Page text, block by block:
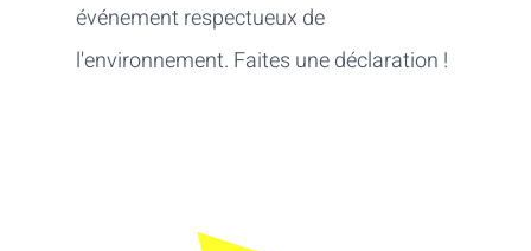
événement respectueux de
l'environnement. Faites une déclaration !